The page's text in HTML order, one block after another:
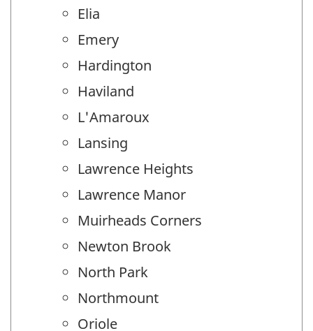
Elia
Emery
Hardington
Haviland
L'Amaroux
Lansing
Lawrence Heights
Lawrence Manor
Muirheads Corners
Newton Brook
North Park
Northmount
Oriole